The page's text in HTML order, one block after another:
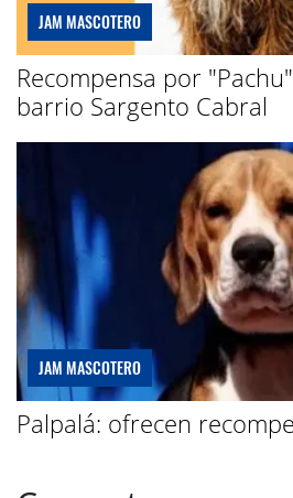
JAM MASCOTERO
Recompensa por
barrio Sargento Cabral
JAM MASCOTERO
Palpalá: ofrecen